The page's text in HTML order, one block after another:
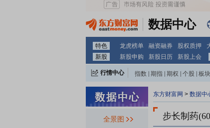
数据中心
特色 龙虎榜单 融资融券 股权质押
新股
新股申购 新股日历 新股上会
行情中心 指数 期指 期权 个股 板块
全景图
东方财富网 > 数据中
步长制药